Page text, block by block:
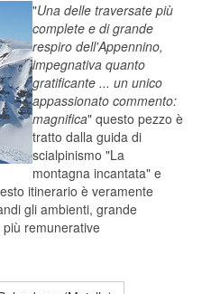
"Una delle traversate più
complete e di grande
respiro dell'Appennino,
impegnativa quanto
gratificante ... un unico
appassionato commento:
magnifica" questo pezzo è
tratto dalla guida di
scialpinismo "La
montagna incantata" e
itinerario è veramente
gli ambienti, grande
remunerative